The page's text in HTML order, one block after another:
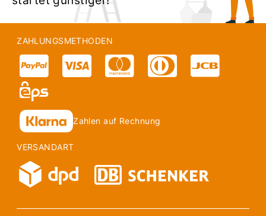
ZAHLUNGSMETHODEN
Zahlen auf Rechnung
VERSANDART